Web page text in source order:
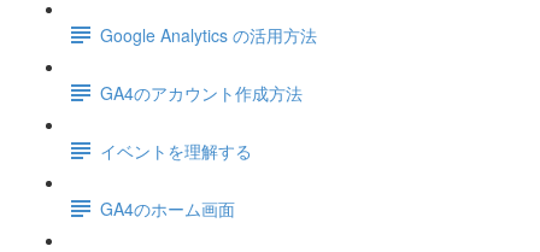
Google Analytics の活用方法
GA4のアカウント作成方法
イベントを理解する
GA4のホーム画面